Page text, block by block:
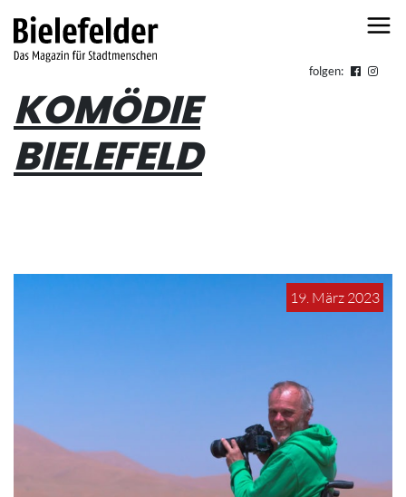
folgen:
KOMÖDIE
BIELEFELD
19. März 2023